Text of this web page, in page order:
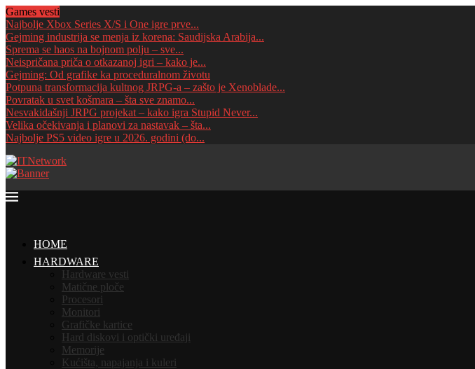
Games vesti
Najbolje Xbox Series X/S i One igre prve...
Gejming industrija se menja iz korena: Saudijska Arabija...
Sprema se haos na bojnom polju – sve...
Neispričana priča o otkazanoj igri – kako je...
Gejming: Od grafike ka proceduralnom životu
Potpuna transformacija kultnog JRPG-a – zašto je Xenoblade...
Povratak u svet košmara – šta sve znamo...
Nesvakidašnji JRPG projekat – kako igra Stupid Never...
Velika očekivanja i planovi za nastavak – šta...
Najbolje PS5 video igre u 2026. godini (do...
HOME
HARDWARE
Hardware vesti
Matične ploče
Procesori
Monitori
Grafičke kartice
Hard diskovi i optički uređaji
Memorije
Kućišta, napajanja i kuleri